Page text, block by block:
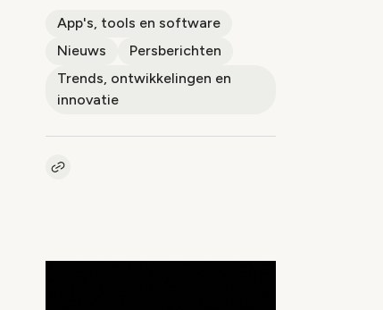
App's, tools en software
Nieuws
Persberichten
Trends, ontwikkelingen en
innovatie
Kopieer link naar artikel